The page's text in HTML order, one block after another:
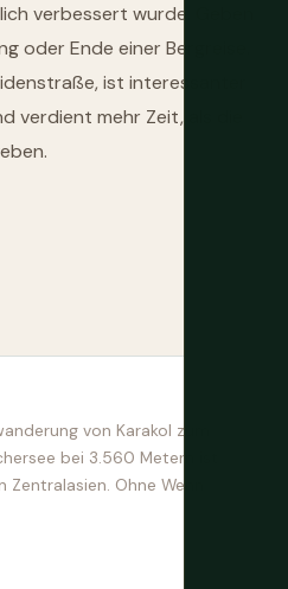
verbessert wurde. Geben
oder Ende einer Bergreise.
ist interessanter
verdient mehr Zeit, als die
von Karakol zum
bei 3.560 Metern ist
Ohne Wenn